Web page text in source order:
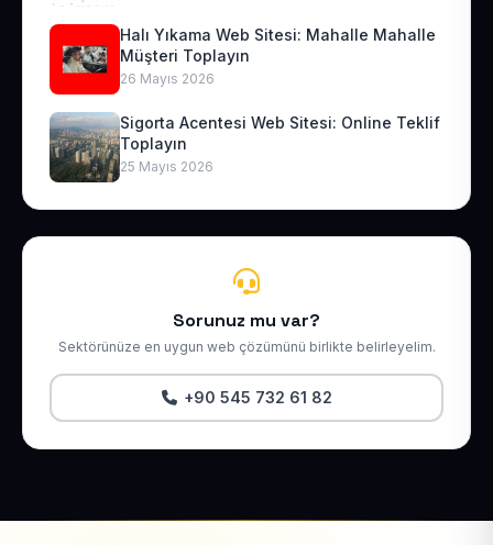
Halı Yıkama Web Sitesi: Mahalle Mahalle
Müşteri Toplayın
26 Mayıs 2026
Sigorta Acentesi Web Sitesi: Online Teklif
Toplayın
25 Mayıs 2026
Sorunuz mu var?
Sektörünüze en uygun web çözümünü birlikte belirleyelim.
+90 545 732 61 82